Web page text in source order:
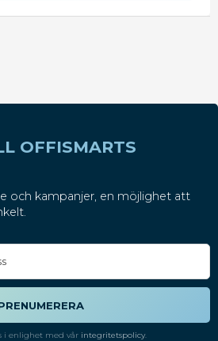
OFFISMARTS
och kampanjer, en möjlighet att
i enlighet med vår integritetspolicy.